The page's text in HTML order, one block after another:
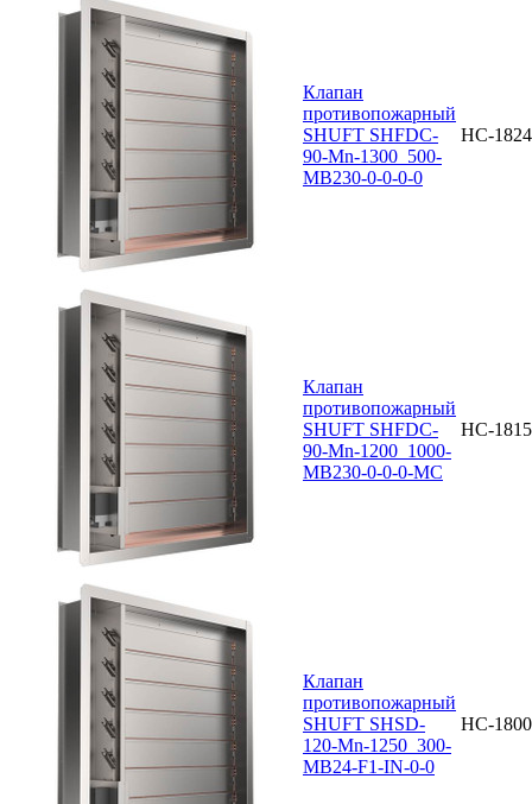
Клапан
противопожарный
SHUFT SHFDC-
90-Mn-1300_500-
MB230-0-0-0-0
НС-
Клапан
противопожарный
SHUFT SHFDC-
90-Mn-1200_1000-
MB230-0-0-0-MC
НС-
Клапан
противопожарный
SHUFT SHSD-
120-Mn-1250_300-
MB24-F1-IN-0-0
НС-